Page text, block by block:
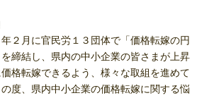
２月に官民労１３団体で「価格転嫁の円
締結し、県内の中小企業の皆さまが上昇
格転嫁できるよう、様々な取組を進めて
度、県内中小企業の価格転嫁に関する悩